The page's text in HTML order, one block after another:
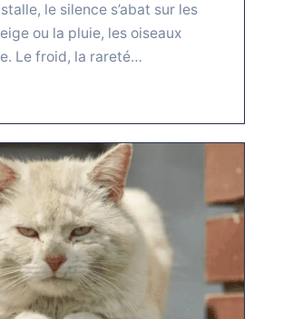
le silence s’abat sur les
ou la pluie, les oiseaux
Le froid, la rareté…